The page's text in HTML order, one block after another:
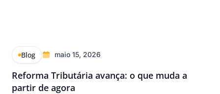
Blog maio 15, 2026
Reforma Tributária avança: o que muda a
partir de agora